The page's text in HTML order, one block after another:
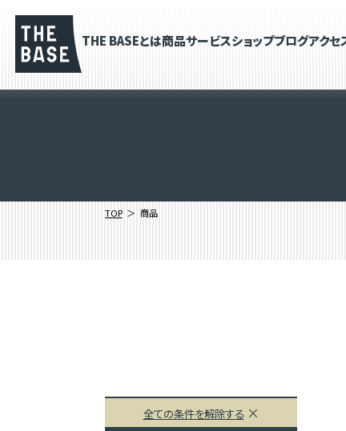
THE BASEとは商品サービスショップブログアクセ
TOP 商品
全ての条件を解除する